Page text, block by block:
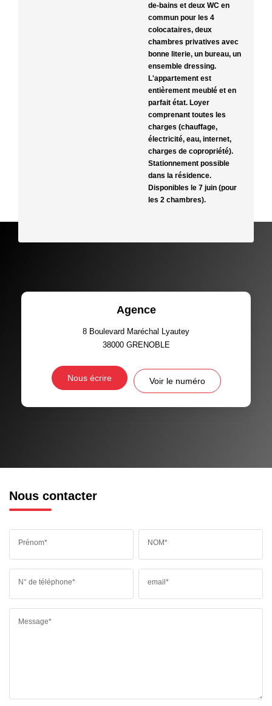
de-bains et deux WC en
commun pour les 4
colocataires, deux
chambres privatives avec
bonne literie, un bureau, un
ensemble dressing.
L'appartement est
entièrement meublé et en
parfait état. Loyer
comprenant toutes les
charges (chauffage,
électricité, eau, internet,
charges de copropriété).
Stationnement possible
dans la résidence.
Disponibles le 7 juin (pour
les 2 chambres).
Agence
8 Boulevard Maréchal Lyautey
38000 GRENOBLE
Nous écrire Voir le numéro
Nous contacter
Prénom* NOM*
N° de téléphone* email*
Message*